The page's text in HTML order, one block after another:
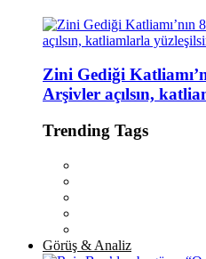
Zini Gediği
Arşivler açılsın,
Trending Tags
Görüş & Analiz